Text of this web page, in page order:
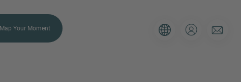
Map Your Moment